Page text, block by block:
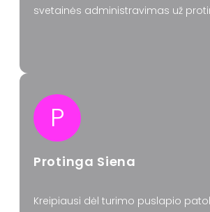
svetainės administravimas už
P
Protinga Siena
Kreipiausi dėl turimo puslapio